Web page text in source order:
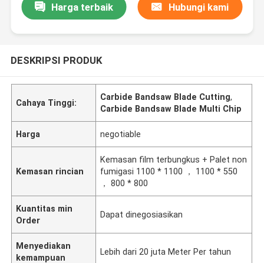
Harga terbaik Hubungi kami
DESKRIPSI PRODUK
Cahaya Tinggi:
Carbide Bandsaw Blade Cutting,
Carbide Bandsaw Blade Multi Chip
Harga negotiable
Kemasan rincian
Kemasan film terbungkus + Palet non
fumigasi 1100 * 1100 ， 1100 * 550
， 800 * 800
Kuantitas min
Order
Dapat dinegosiasikan
Menyediakan
kemampuan
Lebih dari 20 juta Meter Per tahun